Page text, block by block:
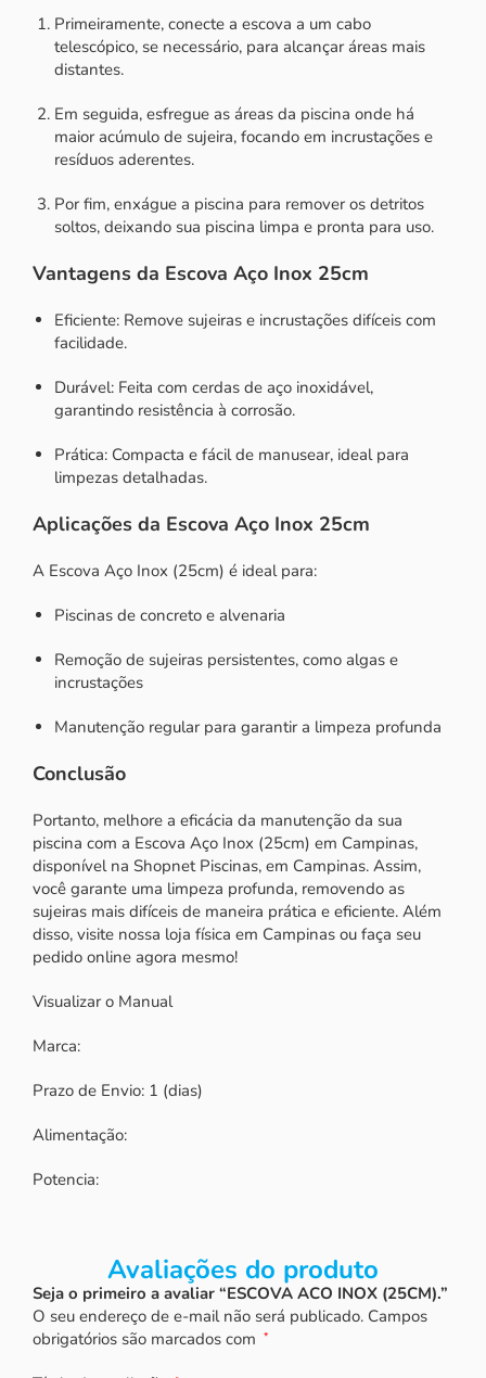
Primeiramente, conecte a escova a um cabo
telescópico, se necessário, para alcançar áreas mais
distantes.
Em seguida, esfregue as áreas da piscina onde há
maior acúmulo de sujeira, focando em incrustações e
resíduos aderentes.
Por fim, enxágue a piscina para remover os detritos
soltos, deixando sua piscina limpa e pronta para uso.
Vantagens da Escova Aço Inox 25cm
Eficiente: Remove sujeiras e incrustações difíceis com
facilidade.
Durável: Feita com cerdas de aço inoxidável,
garantindo resistência à corrosão.
Prática: Compacta e fácil de manusear, ideal para
limpezas detalhadas.
Aplicações da Escova Aço Inox 25cm
A Escova Aço Inox (25cm) é ideal para:
Piscinas de concreto e alvenaria
Remoção de sujeiras persistentes, como algas e
incrustações
Manutenção regular para garantir a limpeza profunda
Conclusão
Portanto, melhore a eficácia da manutenção da sua
piscina com a Escova Aço Inox (25cm) em Campinas,
disponível na Shopnet Piscinas, em Campinas. Assim,
você garante uma limpeza profunda, removendo as
sujeiras mais difíceis de maneira prática e eficiente. Além
disso, visite nossa loja física em Campinas ou faça seu
pedido online agora mesmo!
Visualizar o Manual
Marca:
Prazo de Envio: 1 (dias)
Alimentação:
Potencia:
Avaliações do produto
Seja o primeiro a avaliar “ESCOVA ACO INOX (25CM).”
O seu endereço de e-mail não será publicado. Campos
obrigatórios são marcados com *